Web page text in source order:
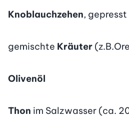
Knoblauchzehen, gepresst
gemischte Kräuter
Olivenöl
Thon im Salzwasser (ca.